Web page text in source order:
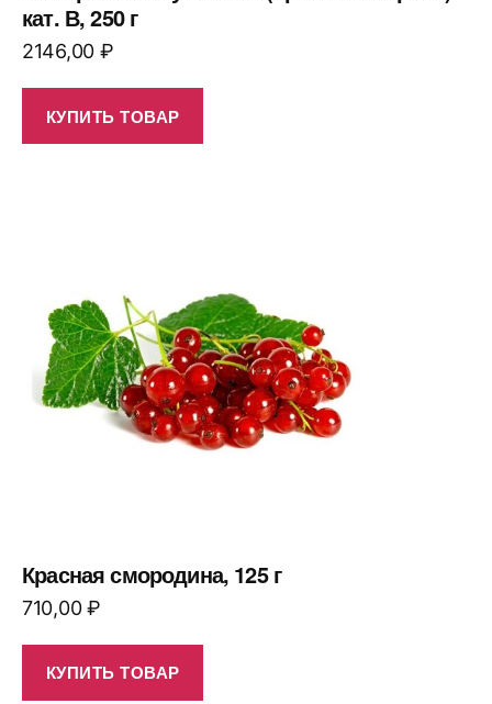
кат. В, 250 г
2146,00 ₽
КУПИТЬ ТОВАР
Красная смородина, 125 г
710,00₽
КУПИТЬ ТОВАР